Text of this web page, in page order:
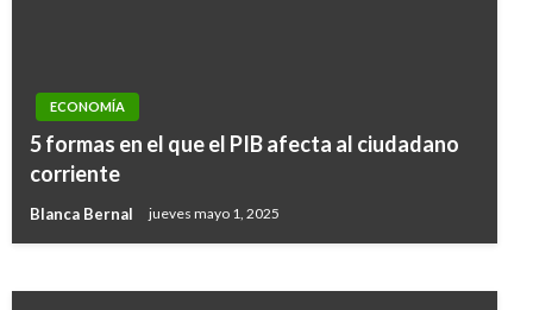
ECONOMÍA
5 formas en el que el PIB afecta al ciudadano
corriente
Blanca Bernal jueves mayo 1, 2025
Condo-Hoteles en Miami: nueva tendencia de